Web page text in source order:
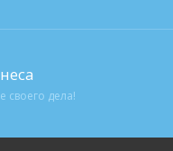
своего дела!